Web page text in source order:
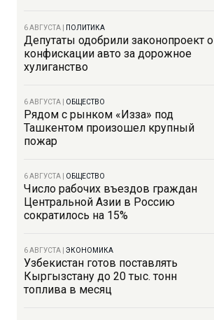
6 АВГУСТА ПОЛИТИКА
Депутаты одобрили законопроект о
конфискации авто за дорожное
хулиганство
6 АВГУСТА ОБЩЕСТВО
Рядом с рынком «Изза» под
Ташкентом произошел крупный
пожар
6 АВГУСТА ОБЩЕСТВО
Число рабочих въездов граждан
Центральной Азии в Россию
сократилось на 15%
6 АВГУСТА ЭКОНОМИКА
Узбекистан готов поставлять
Кыргызстану до 20 тыс. тонн
топлива в месяц